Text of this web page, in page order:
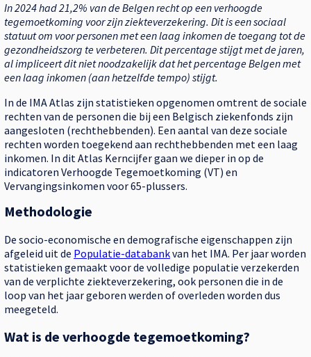
In 2024 had 21,2% van de Belgen recht op een verhoogde
tegemoetkoming voor zijn ziekteverzekering. Dit is een sociaal
statuut om voor personen met een laag inkomen de toegang tot de
gezondheidszorg te verbeteren. Dit percentage stijgt met de jaren,
al impliceert dit niet noodzakelijk dat het percentage Belgen met
een laag inkomen (aan hetzelfde tempo) stijgt.
In de IMA Atlas zijn statistieken opgenomen omtrent de sociale
rechten van de ​​personen die bij een Belgisch ziekenfonds zijn
aangesloten (rechthebbenden). Een aantal van deze sociale
rechten worden toegekend aan rechthebbenden met een laag
inkomen. In dit Atlas Kerncijfer gaan we dieper in op de
indicatoren Verhoogde Tegemoetkoming (VT) en
Vervangingsinkomen voor 65-plussers.
Methodologie
De socio-economische en demografische eigenschappen zijn
afgeleid uit de Populatie-databankvan het IMA. Per jaar worden
statistieken gemaakt voor de volledige populatie verzekerden
van de verplichte ziekteverzekering, ook personen die in de
loop van het jaar geboren werden of overleden worden dus
meegeteld.
Wat is de verhoogde tegemoetkoming?